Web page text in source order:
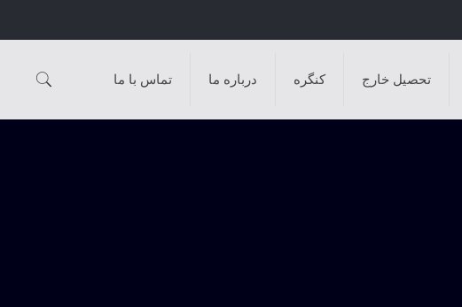
تحصیل خارج کنگره درباره ما تماس با ما